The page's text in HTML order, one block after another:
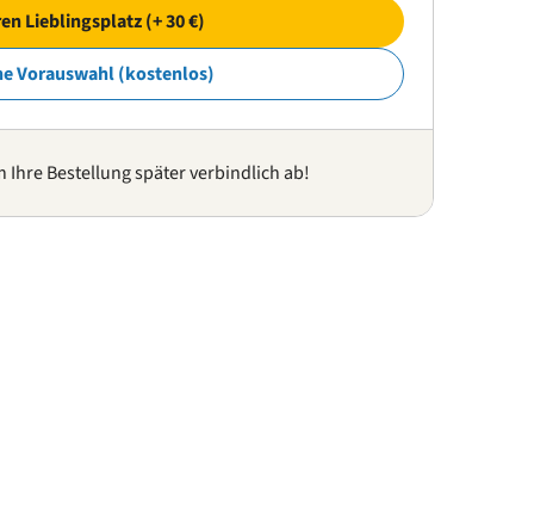
Lieblingsplatz (+ 30 €)
Vorauswahl (kostenlos)
Ihre Bestellung später verbindlich ab!